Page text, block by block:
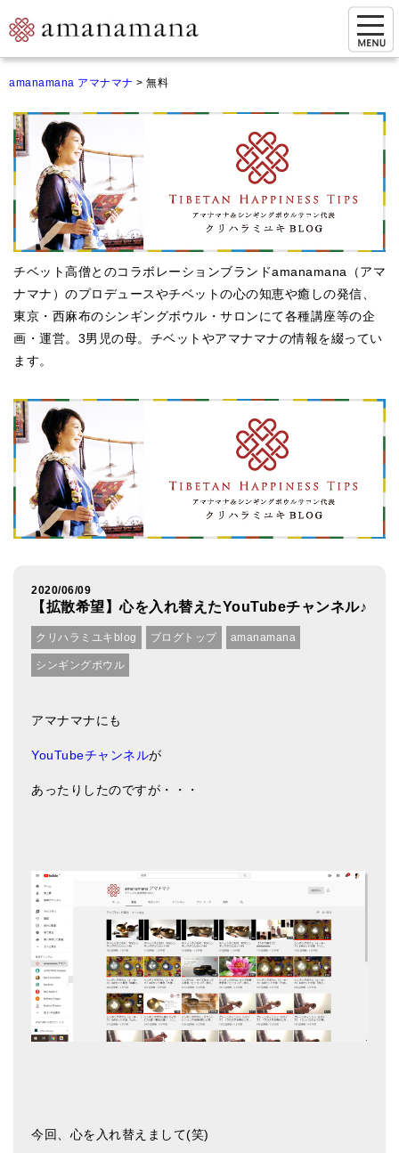
マイページ
ご来店予約（実店舗）
ご来店&購入
オンライン相談&購入
シンギングボウル講座
倍音呼吸法レッスン
オンラインショップ
カートを見る
アマナマナのシンギングボウル
チベット・シンギングボウル
● 新・鍛造スペシャル
●マンダラ彫（黒・渋金）
お得なアマナマナ・セット
特大シンギングボウル・特殊柄
スティック・マレット・リング（台座）
アマナマナのティンシャ
プレミアム・ティンシャ（L・M）
ベーシック・ティンシャ（4種）
お香定期購入（ラクとくサブスク）
チベット高僧のオラクルカード
ベル＆ドルジェ
シンギングボウル入門本・CD
アウトレット
ヒーリング・マンダラポスター
amanamana アマナマナ > 無料
チベット高僧とのコラボレーションブランドamanamana（アマ
ナマナ）のプロデュースやチベットの心の知恵や癒しの発信、
東京・西麻布のシンギングボウル・サロンにて各種講座等の企
画・運営。3男児の母。チベットやアマナマナの情報を綴ってい
ます。
2020/06/09
【拡散希望】心を入れ替えたYouTubeチャンネル♪
クリハラミユキblog ブログトップ amanamana
シンギングボウル
アマナマナにも
YouTubeチャンネルが
あったりしたのですが・・・
今回、心を入れ替えまして(笑)